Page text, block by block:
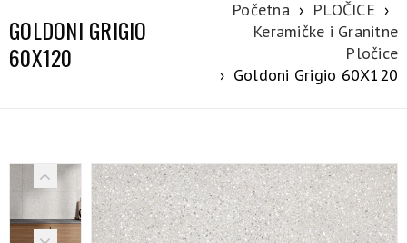
GOLDONI GRIGIO
60X120
Početna › PLOČICE ›
Keramičke i Granitne
Pločice
› Goldoni Grigio 60X120